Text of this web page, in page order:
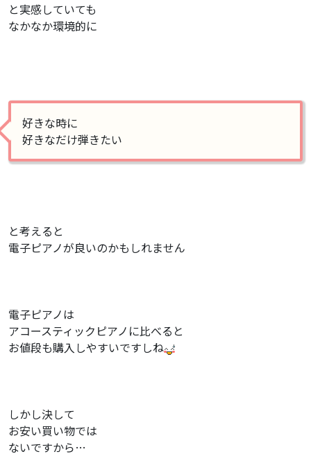
と実感していても
なかなか環境的に
好きな時に
好きなだけ弾きたい
と考えると
電子ピアノが良いのかもしれません
電子ピアノは
アコースティックピアノに比べると
お値段も購入しやすいですしね
しかし決して
お安い買い物では
ないですから…